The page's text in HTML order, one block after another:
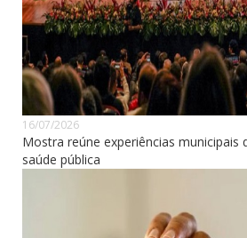
16/07/2026
Mostra reúne experiências municipais
saúde pública